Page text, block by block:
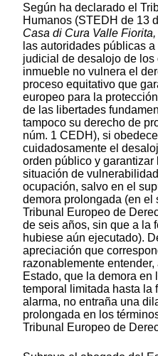
Según ha declarado el
Humanos (STEDH de 13
Casa di Cura Valle
las autoridades públicas
judicial de desalojo de
inmueble no vulnera el
proceso equitativo que
europeo para la
de las libertades
tampoco su derecho de
núm. 1 CEDH), si
cuidadosamente el
orden público y
situación de
ocupación, salvo en el
demora prolongada (en el
Tribunal Europeo de
de seis años, sin que a la
hubiese aún ejecutado).
apreciación que
razonablemente
Estado, que la demora
temporal limitada hasta la
alarma, no entraña una
prolongada en los
Tribunal Europeo de